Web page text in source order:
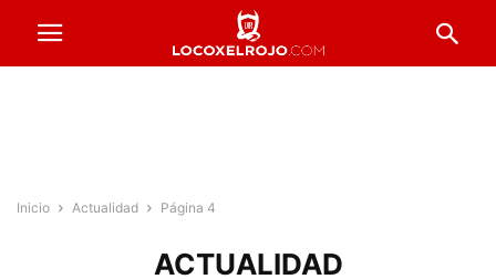
Inicio Actualidad Página 4
ACTUALIDAD